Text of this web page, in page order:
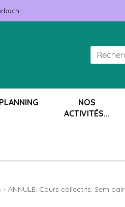
PLANNING
NOS
ACTIVITÉS...
ANNULE: Cours collectifs: Sem